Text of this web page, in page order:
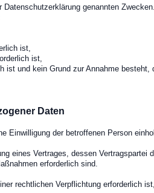
genannten
ist,
ist,
ist und kein Grund zur Annahme
Daten
Einwilligung der betroffenen Person
eines Vertrages, dessen
erforderlich sind.
rechtlichen Verpflichtung erforderlich